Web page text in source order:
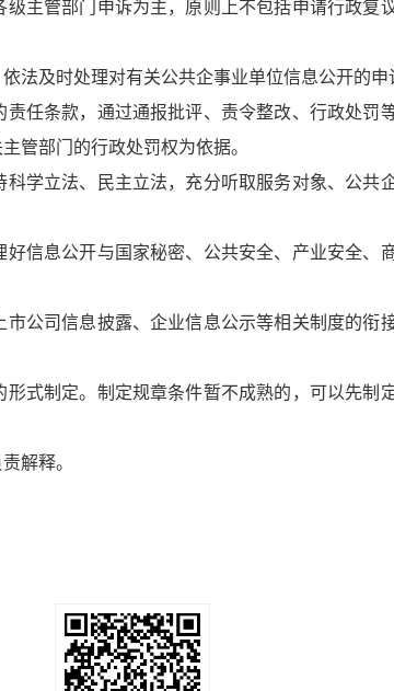
主管部门申诉为主，原则上不包括申请行政复
法及时处理对有关公共企事业单位信息公开的申
任条款，通过通报批评、责令整改、行政处罚
管部门的行政处罚权为依据。
学立法、民主立法，充分听取服务对象、公共
信息公开与国家秘密、公共安全、产业安全、
公司信息披露、企业信息公示等相关制度的衔
式制定。制定规章条件暂不成熟的，可以先制
解释。